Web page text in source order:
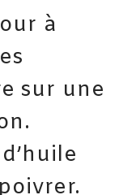
à
sur une